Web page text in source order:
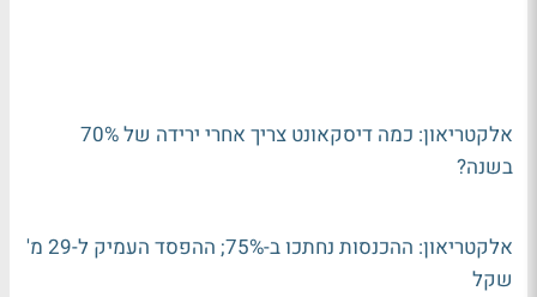
אלקטריאון: כמה דיסקאונט צריך אחרי ירידה של 70%
בשנה?
אלקטריאון: ההכנסות נחתכו ב-75%; ההפסד העמיק ל-29 מ'
שקל